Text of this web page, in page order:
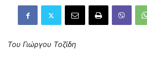
Του Γιώργου Τοζίδη